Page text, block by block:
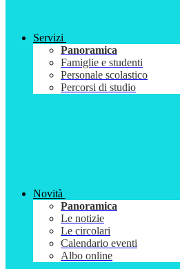
Servizi
Panoramica
Famiglie e studenti
Personale scolastico
Percorsi di studio
Novità
Panoramica
Le notizie
Le circolari
Calendario eventi
Albo online